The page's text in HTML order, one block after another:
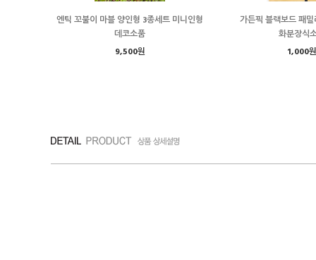
엔틱 꼬불이 마블 양인형 3종세트 미니인형
데코소품
9,500원
가든픽 블랙보드 패
화분장식
1,000원